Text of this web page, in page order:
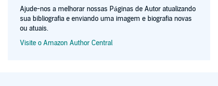
Ajude-nos a melhorar nossas Páginas de Autor atualizando
sua bibliografia e enviando uma imagem e biografia novas
ou atuais.
Visite o Amazon Author Central